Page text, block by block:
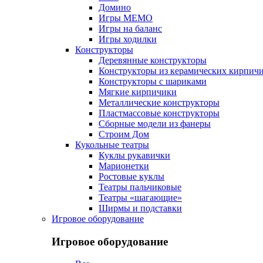
Домино
Игры МЕМО
Игры на баланс
Игры ходилки
Конструкторы
Деревянные конструкторы
Конструкторы из керамических
Конструкторы с шариками
Мягкие кирпичики
Металлические конструкторы
Пластмассовые конструкторы
Сборные модели из фанеры
Строим Дом
Кукольные театры
Куклы рукавички
Марионетки
Ростовые куклы
Театры пальчиковые
Театры «шагающие»
Ширмы и подставки
Игровое оборудование
Игровое оборудование